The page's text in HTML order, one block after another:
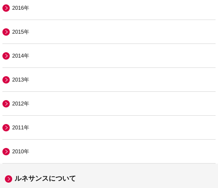
2016年
2015年
2014年
2013年
2012年
2011年
2010年
ルネサンスについて